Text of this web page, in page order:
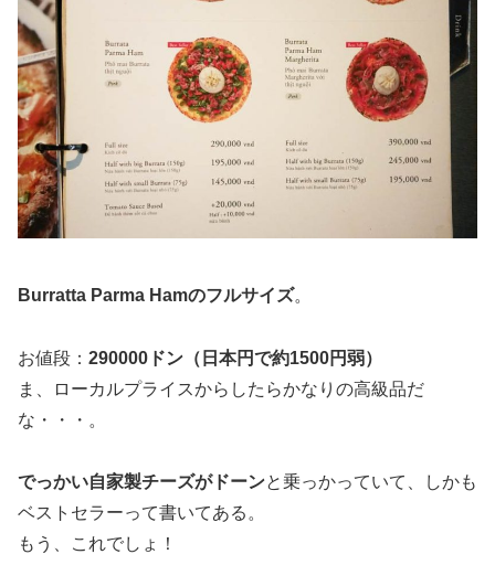
Burratta Parma Hamのフルサイズ。
お値段： 290000ドン（日本円で約1500円弱）
ま、ローカルプライスからしたらかなりの高級品だ
な・・・。
でっかい自家製チーズがドーンと乗っかっていて、しかも
ベストセラーって書いてある。
もう、これでしょ！